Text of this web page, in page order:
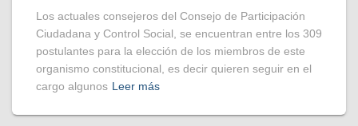
Los actuales consejeros del Consejo de Participación
Ciudadana y Control Social, se encuentran entre los 309
postulantes para la elección de los miembros de este
organismo constitucional, es decir quieren seguir en el
cargo algunos Leer más